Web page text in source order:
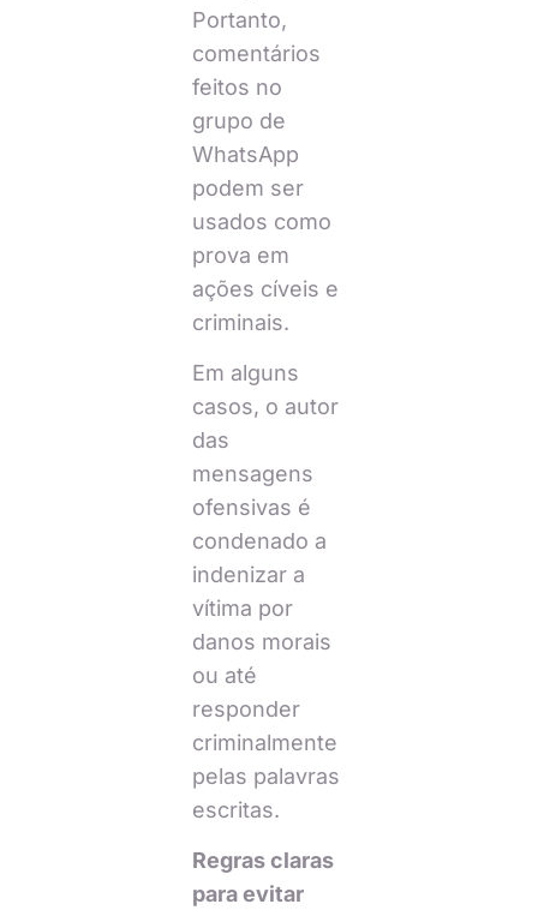
Portanto,
comentários
feitos no
grupo de
WhatsApp
podem ser
usados como
prova em
ações cíveis e
criminais.
Em alguns
casos, o autor
das
mensagens
ofensivas é
condenado a
indenizar a
vítima por
danos morais
ou até
responder
criminalmente
pelas palavras
escritas.
Regras claras
para evitar